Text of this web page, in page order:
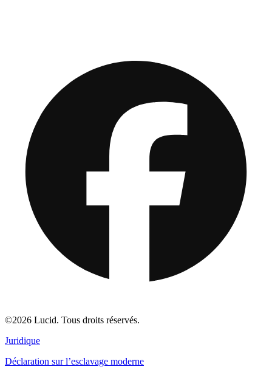
©2026 Lucid. Tous droits réservés.
Juridique
Déclaration sur l’esclavage moderne